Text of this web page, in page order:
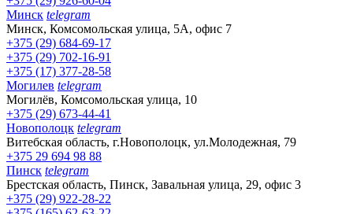
Минск telegram
Минск, Комсомольская улица, 5А, офис 7
+375 (29) 684-69-17
+375 (29) 702-16-91
+375 (17) 377-28-58
Могилев telegram
Могилёв, Комсомольская улица, 10
+375 (29) 673-44-41
Новополоцк telegram
Витебская область, г.Новополоцк, ул.Молодежная, 79
+375 29 694 98 88
Пинск telegram
Брестская область, Пинск, Завальная улица, 29, офис 3
+375 (29) 922-28-22